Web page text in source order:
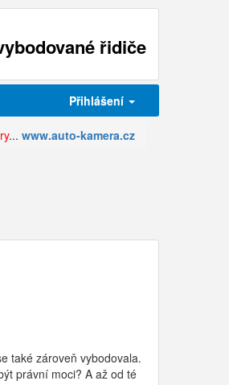
řidiče
Přihlášení
... www.auto-kamera.cz
také zároveň vybodovala.
právní moci? A až od té